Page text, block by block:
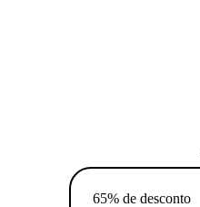
65% de desconto